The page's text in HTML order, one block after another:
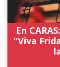
En
"Viva